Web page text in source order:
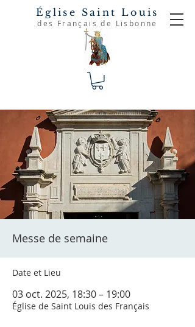
Église Saint Louis
des Français de Lisbonne
Messe de semaine
Date et Lieu
03 oct. 2025, 18:30 – 19:00
Église de Saint Louis des Français